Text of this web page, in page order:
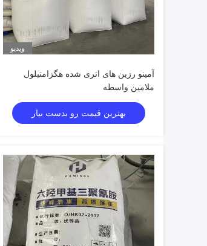
ویدیو
آمینو رزین های اتری شده هگزامتیلول
ملامین واسطه
بهترین قیمت رو بدست بیار